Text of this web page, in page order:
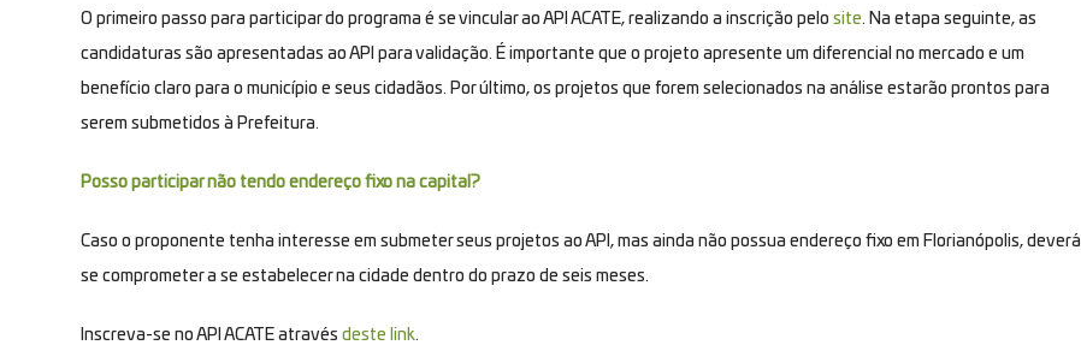
O primeiro passo para participar do programa é se vincular ao API ACATE, realizando a inscrição pelo site. Na etapa seguinte, as
candidaturas são apresentadas ao API para validação. É importante que o projeto apresente um diferencial no mercado e um
benefício claro para o município e seus cidadãos. Por último, os projetos que forem selecionados na análise estarão prontos para
serem submetidos à Prefeitura.
Posso participar não tendo endereço fixo na capital?
Caso o proponente tenha interesse em submeter seus projetos ao API, mas ainda não possua endereço fixo em Florianópolis, deverá
se comprometer a se estabelecer na cidade dentro do prazo de seis meses.
Inscreva-se no API ACATE através deste link.